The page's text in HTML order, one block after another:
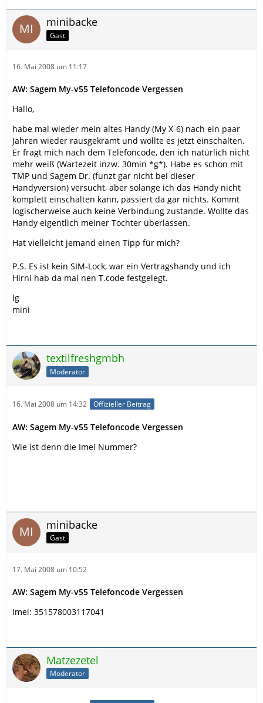
minibacke
Gast
16. Mai 2008 um 11:17
AW: Sagem My-v55 Telefoncode Vergessen
Hallo,
habe mal wieder mein altes Handy (My X-6) nach ein paar
Jahren wieder rausgekramt und wollte es jetzt einschalten.
Er fragt mich nach dem Telefoncode, den ich natürlich nicht
mehr weiß (Wartezeit inzw. 30min *g*). Habe es schon mit
TMP und Sagem Dr. (funzt gar nicht bei dieser
Handyversion) versucht, aber solange ich das Handy nicht
komplett einschalten kann, passiert da gar nichts. Kommt
logischerweise auch keine Verbindung zustande. Wollte das
Handy eigentlich meiner Tochter überlassen.
Hat vielleicht jemand einen Tipp für mich?
P.S. Es ist kein SIM-Lock, war ein Vertragshandy und ich
Hirni hab da mal nen T.code festgelegt.
lg
mini
textilfreshgmbh
Moderator
16. Mai 2008 um 14:32 Offizieller Beitrag
AW: Sagem My-v55 Telefoncode Vergessen
Wie ist denn die Imei Nummer?
minibacke
Gast
17. Mai 2008 um 10:52
AW: Sagem My-v55 Telefoncode Vergessen
Imei: 351578003117041
Matzezetel
Moderator